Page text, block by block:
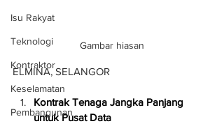
Isu Rakyat
Teknologi
Kontraktor
Keselamatan
Pembangunan
Gambar hiasan
ELMINA, SELANGOR
Kontrak Tenaga Jangka Panjang
untuk Pusat Data